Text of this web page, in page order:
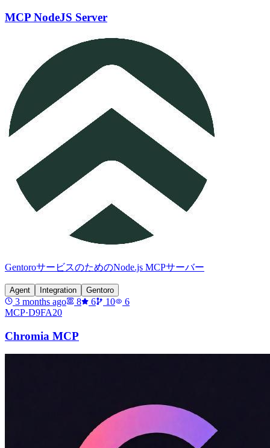
MCP NodeJS Server
GentoroサービスのためのNode.js MCPサーバー
Agent Integration Gentoro
3 months ago 8 6 10
6
MCP·D9FA20
Chromia MCP